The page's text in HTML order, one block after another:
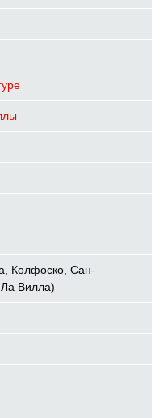
Колфоско, Сан-
Вилла)